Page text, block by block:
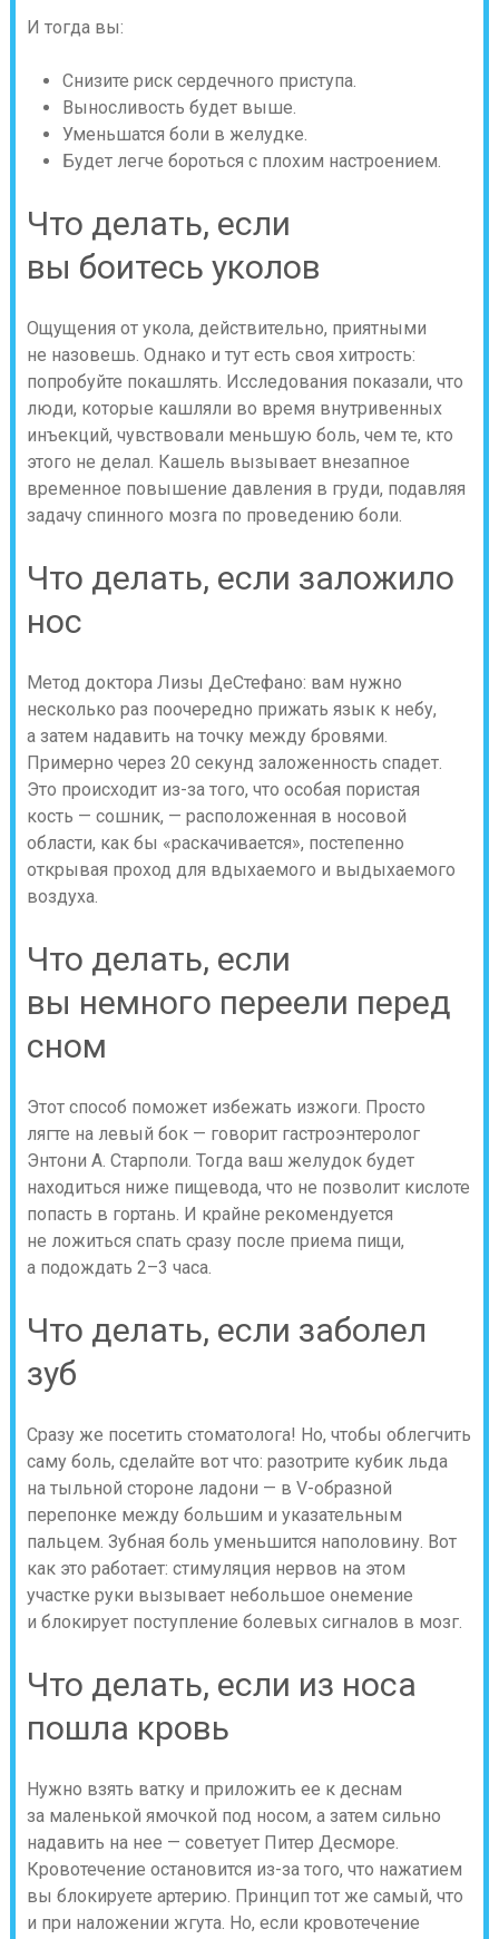
И тогда вы:
Снизите риск сердечного приступа.
Выносливость будет выше.
Уменьшатся боли в желудке.
Будет легче бороться с плохим настроением.
Что делать, если
вы боитесь уколов
Ощущения от укола, действительно, приятными
не назовешь. Однако и тут есть своя хитрость:
попробуйте покашлять. Исследования показали, что
люди, которые кашляли во время внутривенных
инъекций, чувствовали меньшую боль, чем те, кто
этого не делал. Кашель вызывает внезапное
временное повышение давления в груди, подавляя
задачу спинного мозга по проведению боли.
Что делать, если заложило
нос
Метод доктора Лизы ДеСтефано: вам нужно
несколько раз поочередно прижать язык к небу,
а затем надавить на точку между бровями.
Примерно через 20 секунд заложенность спадет.
Это происходит из-за того, что особая пористая
кость — сошник, — расположенная в носовой
области, как бы «раскачивается», постепенно
открывая проход для вдыхаемого и выдыхаемого
воздуха.
Что делать, если
вы немного переели перед
сном
Этот способ поможет избежать изжоги. Просто
лягте на левый бок — говорит гастроэнтеролог
Энтони А. Старполи. Тогда ваш желудок будет
находиться ниже пищевода, что не позволит кислоте
попасть в гортань. И крайне рекомендуется
не ложиться спать сразу после приема пищи,
а подождать 2–3 часа.
Что делать, если заболел
зуб
Сразу же посетить стоматолога! Но, чтобы облегчить
саму боль, сделайте вот что: разотрите кубик льда
на тыльной стороне ладони — в V-образной
перепонке между большим и указательным
пальцем. Зубная боль уменьшится наполовину. Вот
как это работает: стимуляция нервов на этом
участке руки вызывает небольшое онемение
и блокирует поступление болевых сигналов в мозг.
Что делать, если из носа
пошла кровь
Нужно взять ватку и приложить ее к деснам
за маленькой ямочкой под носом, а затем сильно
надавить на нее — советует Питер Десморе.
Кровотечение остановится из-за того, что нажатием
вы блокируете артерию. Принцип тот же самый, что
и при наложении жгута. Но, если кровотечение